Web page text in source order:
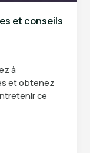
et conseils
à
et obtenez
ce